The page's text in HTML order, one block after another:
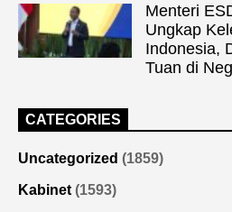
Menteri
Ungkap
Indonesia,
Tuan di
CATEGORIES
Uncategorized (1859)
Kabinet (1593)